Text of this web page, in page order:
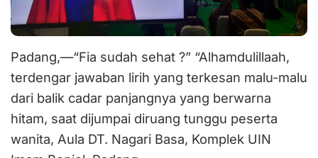
Padang,—“Fia sudah sehat ?” “Alhamdulillaah,
terdengar jawaban lirih yang terkesan malu-malu
dari balik cadar panjangnya yang berwarna
hitam, saat dijumpai diruang tunggu peserta
wanita, Aula DT. Nagari Basa, Komplek UIN